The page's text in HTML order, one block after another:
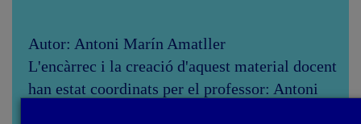
Autor: Antoni Marín Amatller
L'encàrrec i la creació d'aquest material docent
han estat coordinats per el professor: Antoni